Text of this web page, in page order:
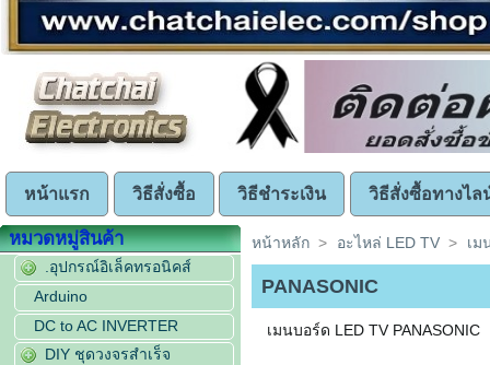
หน้าแรก วิธีสั่งซื้อ วิธีชำระเงิน วิธีสั่งซื้อทางไล
หมวดหมู่สินค้า
.อุปกรณ์อิเล็คทรอนิคส์
Arduino
DC to AC INVERTER
DIY ชุดวงจรสำเร็จ
หน้าหลัก > อะไหล่ LED TV > เม
PANASONIC
เมนบอร์ด LED TV PANASONIC